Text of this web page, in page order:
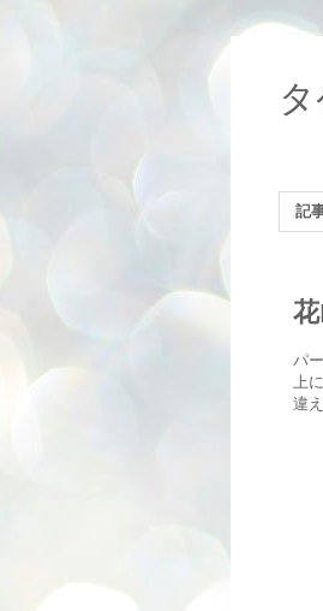
記
パ
上
違